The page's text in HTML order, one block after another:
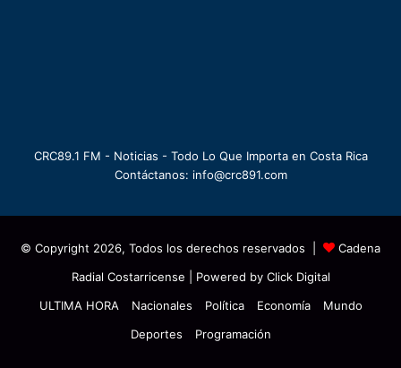
CRC89.1 FM - Noticias - Todo Lo Que Importa en Costa Rica
Contáctanos: info@crc891.com
© Copyright 2026, Todos los derechos reservados |
Cadena
Radial Costarricense | Powered by Click Digital
ULTIMA HORA
Nacionales Política Economía
Mundo
Deportes
Programación